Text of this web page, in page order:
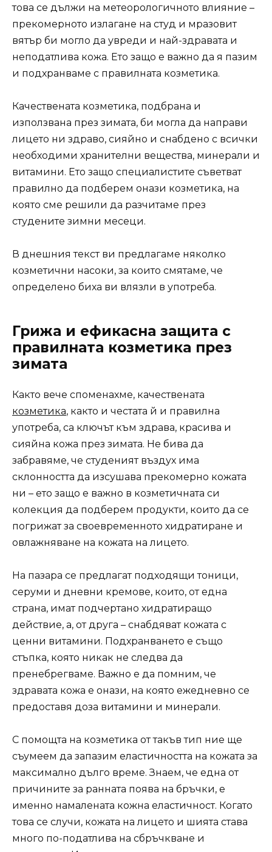
това се дължи на метеорологичното влияние –
прекомерното излагане на студ и мразовит
вятър би могло да увреди и най-здравата и
неподатлива кожа. Ето защо е важно да я пазим
и подхранваме с правилната козметика.
Качествената козметика, подбрана и
използвана през зимата, би могла да направи
лицето ни здраво, сияйно и снабдено с всички
необходими хранителни вещества, минерали и
витамини. Ето защо специалистите съветват
правилно да подберем онази козметика, на
която сме решили да разчитаме през
студените зимни месеци.
В днешния текст ви предлагаме няколко
козметични насоки, за които смятаме, че
определено биха ви влязли в употреба.
Грижа и ефикасна защита с
правилната козметика през
зимата
Както вече споменахме, качествената
козметика, както и честата й и правилна
употреба, са ключът към здрава, красива и
сияйна кожа през зимата. Не бива да
забравяме, че студеният въздух има
склонността да изсушава прекомерно кожата
ни – ето защо е важно в козметичната си
колекция да подберем продукти, които да се
погрижат за своевременното хидратиране и
овлажняване на кожата на лицето.
На пазара се предлагат подходящи тоници,
серуми и дневни кремове, които, от една
страна, имат подчертано хидратиращо
действие, а, от друга – снабдяват кожата с
ценни витамини. Подхранването е също
стъпка, която никак не следва да
пренебрегваме. Важно е да помним, че
здравата кожа е онази, на която ежедневно се
предоставя доза витамини и минерали.
С помощта на козметика от такъв тип ние ще
съумеем да запазим еластичността на кожата за
максимално дълго време. Знаем, че една от
причините за ранната поява на бръчки, е
именно намалената кожна еластичност. Когато
това се случи, кожата на лицето и шията става
много по-податлива на сбръчкване и